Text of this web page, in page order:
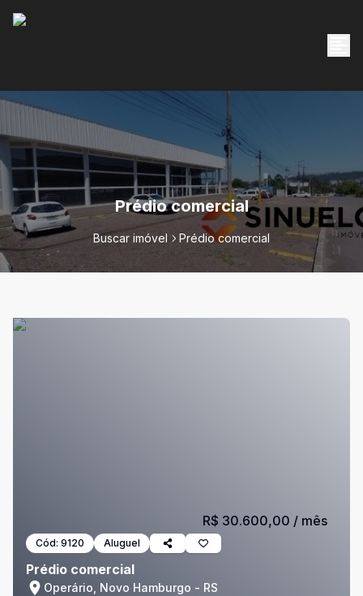
Prédio comercial
Buscar imóvel Prédio comercial
Cód: 9120 Aluguel
Prédio comercial
Operário, Novo Hamburgo - RS
R$ 30.600,00 / mês